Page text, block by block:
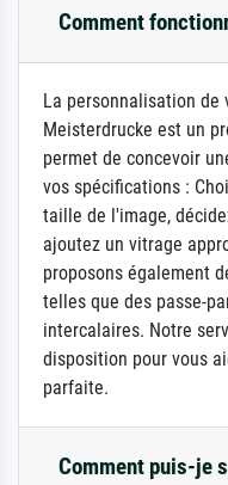
Comment
La personnalisation
Meisterdrucke est un
permet de concevoir
vos spécifications :
taille de l'image,
ajoutez un vitrage
proposons également
telles que des passe-
intercalaires. Notre
disposition pour vous
parfaite.
Comment puis-je